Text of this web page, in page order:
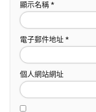
顯示名稱 *
電子郵件地址 *
個人網站網址